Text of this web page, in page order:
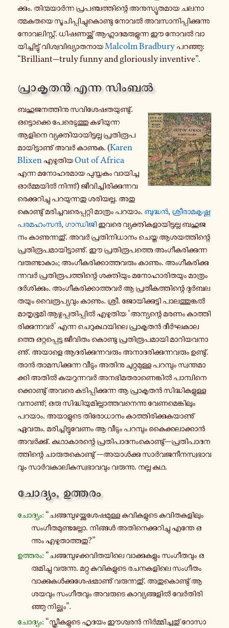
ക്കും. തി­ന്മ­യാർ­ന്ന പ്ര­പ­ഞ്ച­ത്തി­ന്റെ അ­നു­സ്യൂ­ത­മാ­യ ച­ല­നാ­
ത്മ­ക­ത­യെ സൂ­ചി­പ്പി­ച്ചു­കൊ­ണ്ടു നോവൽ അ­വ­സാ­നി­പ്പി­ക്കു­ന്നു
നോ­വ­ലി­സ്റ്റ്. ധി­ഷ­ണ­യ്ക്കു് ആ­ഹ്ലാ­ദ­മ­രു­ളു­ന്ന ഈ നോവൽ വാ­
യി­ച്ചി­ട്ടു് വി­ശ്വ­വി­ഖ്യാ­ത­നാ­യ Malcolm Bradbury പ­റ­ഞ്ഞു:
“Brilliant—truly funny and gloriously inventive”.
പ്രാ­കൃ­തൻ എന്ന സിംബൽ
ബ­ഹു­ജ­ന­ത്തി­നു സ­വി­ശേ­ഷ­ത­യു­ണ്ടു്.
ഒ­ട്ടൊ­ക്കെ പേ­രെ­ടു­ത്തു ക­ഴി­യു­ന്ന
ആളിനെ വ്യ­ക്തി­യാ­യി­ട്ട­ല്ല പ്ര­തി­രൂ­പ­
മാ­യി­ട്ടാ­ണു് അവർ കാണുക. (Karen
Blixen എ­ഴു­തി­യOut of Africa
എന്ന മ­നോ­ഹ­ര­മാ­യ പു­സ്ത­കം വാ­യി­ച്ച
ഓർ­മ്മ­യിൽ നി­ന്നു്) ജീ­വി­ച്ചി­രി­ക്കു­ന്ന­വ­
രെ­ക്കു­റി­ച്ചു പ­റ­യു­ന്ന­തു ശ­രി­യ­ല്ല. അ­തു­
കൊ­ണ്ടു് മ­രി­ച്ച­വ­രെ­പ്പ­റ്റി മാ­ത്രം പറയാം. ബു­ദ്ധൻ, ശ്രീ­രാ­മ­കൃ­ഷ്ണ
പ­ര­മ­ഹം­സൻ, ഗാ­ന്ധി­ജി ഇവരെ വ്യ­ക്തി­ക­ളാ­യി­ട്ട­ല്ല ബ­ഹു­ജ­
നം കാ­ണു­ന്ന­തു്. അവർ പ്ര­തി­നി­ധാ­നം ചെയ്ത ആ­ശ­യ­ത്തി­ന്റെ
പ്ര­തി­രൂ­പ­മാ­യി­ട്ടാ­ണു്. ഈ പ്ര­തി­രൂ­പ­ത്തെ അം­ഗീ­ക­രി­ക്കു­ന്ന­
വ­രു­ണ്ടാ­കാം; അം­ഗീ­ക­രി­ക്കാ­ത്ത­വ­രും കാണും. അം­ഗീ­ക­രി­ക്കു­
ന്ന­വർ പ്ര­തി­രൂ­പ­ത്തി­ന്റെ ശ­ക്തി­യും മ­നോ­ഹാ­രി­ത­യും മാ­ത്രം
ദർ­ശി­ക്കും. അം­ഗീ­ക­രി­ക്കാ­ത്ത­വർ ആ പ്ര­തീ­ക­ത്തി­ന്റെ ദുർ­ബ­ല­
ത­യും വൈ­രൂ­പ്യ­വും കാണും. ശ്രീ. ജോ­യി­ക്കു­ട്ടി പാ­ല­ത്തു­ങ്കൽ
മാ­തൃ­ഭൂ­മി ആ­ഴ്ച­പ്പ­തി­പ്പിൽ എ­ഴു­തി­യ ‘അ­ന്യ­ന്റെ മരണം കാ­ത്തി­
രി­ക്കു­ന്ന­വർ’ എന്ന ചെ­റു­ക­ഥ­യി­ലെ പ്രാ­കൃ­തൻ ദീർ­ഘ­കാ­ല­
ത്തെ ഒ­റ്റ­പ്പെ­ട്ട ജീ­വി­തം കൊ­ണ്ടു പ്ര­തി­രൂ­പ­മാ­യി മാ­റി­യ­വ­നാ­
ണു്. അയാളെ ആ­ദ­രി­ക്കു­ന്ന­വ­രും അ­നാ­ദ­രി­ക്കു­ന്ന­വ­രും ഉ­ണ്ടു്.
താൻ താ­മ­സി­ക്കു­ന്ന വീടും അതിനു ചു­റ്റു­മു­ള്ള പ­റ­മ്പും സ്വ­ന്ത­മാ­
ക്കി അതിൽ ക­യ­റു­ന്ന­വർ അ­ന­ഭി­മ­ത­രാ­ണെ­ങ്കിൽ പാ­മ്പി­നെ­
ക്കൊ­ണ്ടു് അവരെ ക­ടി­പ്പി­ക്കു­ന്ന ആ പ്രാ­കൃ­തൻ സി­ദ്ധി­ക­ളു­ള്ള­
വ­നാ­ണു്; ഒരു സി­ദ്ധി­യു­മി­ല്ലാ­ത്ത­വ­നെ­ന്നു വേ­ണ­മെ­ങ്കി­ലും
പറയാം. അ­യാ­ളു­ടെ തി­രോ­ധാ­നം കാ­ത്തി­രി­ക്കു­ക­യാ­ണു്
ഏവരും. മ­രി­ച്ചി­ട്ടു­വേ­ണം ആ വീടും പ­റ­മ്പും കൈ­ക്ക­ലാ­ക്കാൻ
അ­വർ­ക്കു്. ക­ഥാ­കാ­ര­ന്റെ പ്ര­തി­പാ­ദ­നം­കൊ­ണ്ടു്—പ്ര­തി­പാ­ദ­ന­
ത്തി­ന്റെ ചാ­രു­ത­കൊ­ണ്ടു് —അ­യാൾ­ക്കു സാർ­വ­ജ­നീ­ന­സ്വ­ഭാ­വ­
വും സാർ­വ­കാ­ലി­ക­സ്വ­ഭാ­വ­വും വ­രു­ന്നു. നല്ല കഥ.
ചോ­ദ്യം, ഉ­ത്ത­രം
ചോ­ദ്യം: “ച­ങ്ങ­മ്പു­ഴ­യ്ക്കു­ശേ­ഷ­മു­ള്ള ക­വി­ക­ളു­ടെ ക­വി­ത­ക­ളി­ലും
സം­ഗീ­ത­മു­ണ്ട­ല്ലോ. നി­ങ്ങൾ അ­തി­നെ­ക്കു­റി­ച്ചു എന്തേ ഒ­
ന്നും എ­ഴു­താ­ത്ത­തു?”
ഉ­ത്ത­രം: “ച­ങ്ങ­മ്പു­ഴ­ക്ക­വി­ത­യി­ലെ വാ­ക്കു­ക­ളും സം­ഗീ­ത­വും ഒ­
രു­മി­ച്ചു വ­രു­ന്നു. മറ്റു ക­വി­ക­ളു­ടെ ര­ച­ന­ക­ളി­ലെ സം­ഗീ­തം
വാ­ക്കു­കൾ­ക്കു­ശേ­ഷ­മാ­ണു് വ­രു­ന്ന­തു്. അ­തു­കൊ­ണ്ടു് ആ­
ശ­യ­വും സം­ഗീ­ത­വും അ­വ­രു­ടെ കാ­വ്യ­ങ്ങ­ളിൽ വേർ­തി­രി­
ഞ്ഞു നി­ല്ക്കും”.
ചോ­ദ്യം: “സ്ത്രീ­ക­ളു­ടെ ഹൃദയം ഈ­ശ്വ­രൻ നിർ­മ്മി­ച്ച­തു് റോ­സാ­